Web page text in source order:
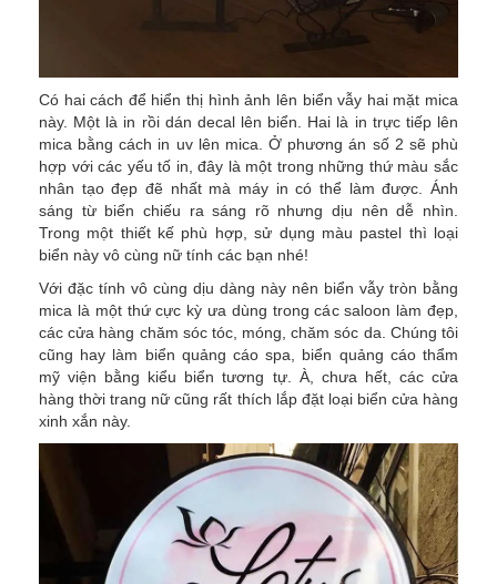
Có hai cách để hiển thị hình ảnh lên biển vẫy hai mặt mica
này. Một là in rồi dán decal lên biển. Hai là in trực tiếp lên
mica bằng cách in uv lên mica. Ở phương án số 2 sẽ phù
hợp với các yếu tố in, đây là một trong những thứ màu sắc
nhân tạo đẹp đẽ nhất mà máy in có thể làm được. Ánh
sáng từ biển chiếu ra sáng rõ nhưng dịu nên dễ nhìn.
Trong một thiết kế phù hợp, sử dụng màu pastel thì loại
biển này vô cùng nữ tính các bạn nhé!
Với đặc tính vô cùng dịu dàng này nên biển vẫy tròn bằng
mica là một thứ cực kỳ ưa dùng trong các saloon làm đẹp,
các cửa hàng chăm sóc tóc, móng, chăm sóc da. Chúng tôi
cũng hay làm biển quảng cáo spa, biển quảng cáo thẩm
mỹ viện bằng kiểu biển tương tự. À, chưa hết, các cửa
hàng thời trang nữ cũng rất thích lắp đặt loại biển cửa hàng
xinh xắn này.